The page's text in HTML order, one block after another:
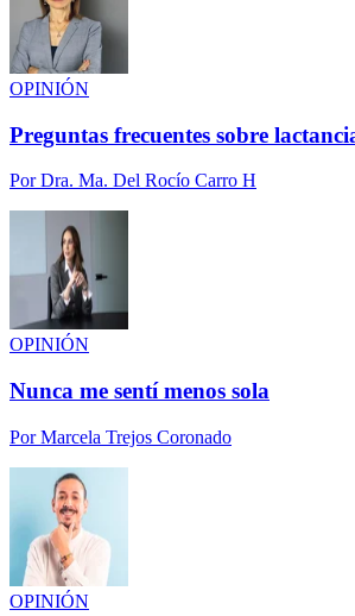
OPINIÓN
Preguntas frecuentes sobre
PorDra. Ma. Del Rocío Carro H
OPINIÓN
Nunca me sentí menos sola
PorMarcela Trejos Coronado
OPINIÓN